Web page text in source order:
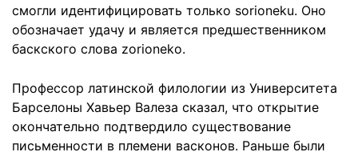
смогли идентифицировать только sorioneku. Оно
обозначает удачу и является предшественником
баскского слова zorioneko.
Профессор латинской филологии из Университета
Барселоны Хавьер Валеза сказал, что открытие
окончательно подтвердило существование
письменности в племени васконов. Раньше были